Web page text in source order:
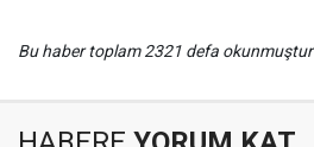
Bu haber toplam 2321 defa okunmuştur